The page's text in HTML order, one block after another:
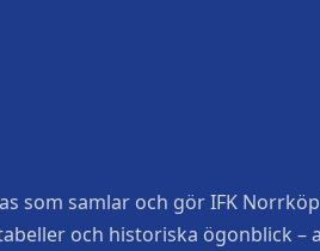
som samlar och gör IFK
och historiska ögonblick –